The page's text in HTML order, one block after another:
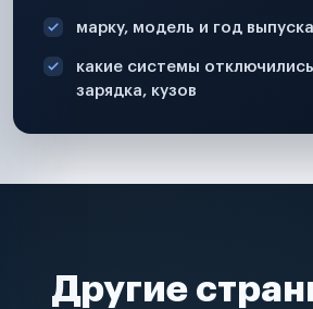
марку, модель и год выпуска
какие системы
зарядка, кузов
Другие